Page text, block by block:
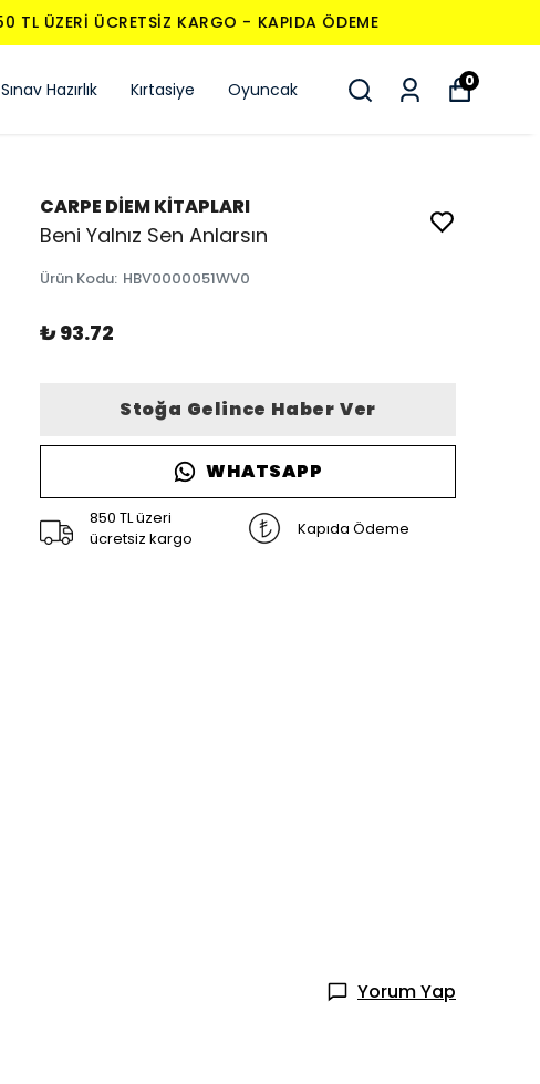
Sınav Hazırlık Kırtasiye Oyuncak 0
CARPE DİEM KİTAPLARI
Beni Yalnız Sen Anlarsın
Ürün Kodu: HBV0000051WV0
₺ 93.72
Stoğa Gelince Haber Ver
WHATSAPP
850 TL üzeri
ücretsiz kargo
Kapıda Ödeme
Yorum Yap